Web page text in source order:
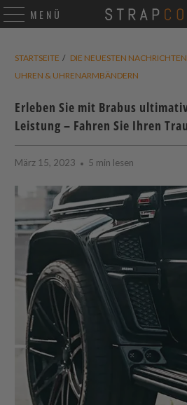
MENÜ
STARTSEITE / DIE NEUESTEN
UHREN & UHRENARMBÄNDERN
Erleben Sie mit Brabus
Leistung – Fahren Sie Ihren
März 15, 2023 5 min lesen